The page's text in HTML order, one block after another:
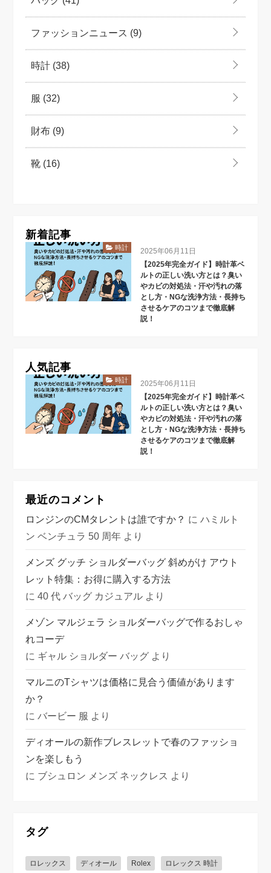
ファッションニュース (9)
時計 (38)
服 (32)
財布 (9)
靴 (16)
新着記事
時計
2025年06月11日
【2025年完全ガイド】時計革ベ
ルトの正しい洗い方とは？臭い
やカビの対処法・汗や汚れの落
とし方・NGな洗浄方法・長持ち
させるケアのコツまで徹底解
説！
人気記事
時計
2025年06月11日
【2025年完全ガイド】時計革ベ
ルトの正しい洗い方とは？臭い
やカビの対処法・汗や汚れの落
とし方・NGな洗浄方法・長持ち
させるケアのコツまで徹底解
説！
最近のコメント
ロンジンのCMタレントは誰ですか？ にハミルト
ン ベンチュラ 50 周年 より
メンズ グッチ ショルダーバッグ 斜めがけ アウト
レット特集：お得に購入する方法
に40 代 バッグ カジュアル より
メゾン マルジェラ ショルダーバッグで作るおしゃ
れコーデ
に ギャル ショルダー バッグ より
マルニのTシャツは価格に見合う価値があります
か？
にバービー 服 より
ディオールの新作ブレスレットで春のファッショ
ンを楽しもう
に ブシュロン メンズ ネックレス より
タグ
ロレックス ディオール Rolex ロレックス 時計